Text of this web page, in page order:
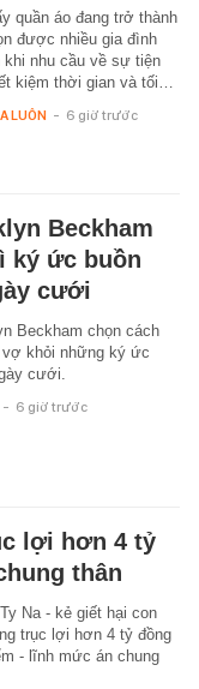
quần áo đang trở thành
được nhiều gia đình
khi nhu cầu về sự tiện
kiệm thời gian và tối…
LUÔN - 6 giờ trước
Beckham
ký ức buồn
cưới
Beckham chọn cách
vợ khỏi những ký ức
cưới.
- 6 giờ trước
lợi hơn 4 tỷ
thân
Na - kẻ giết hại con
trục lợi hơn 4 tỷ đồng
- lĩnh mức án chung